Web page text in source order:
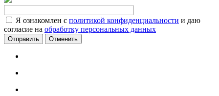
Я ознакомлен с политикой конфиденциальности и даю
согласие на обработку персональных данных
Отменить